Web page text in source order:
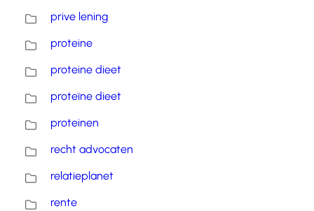
prive lening
proteine
proteine dieet
proteïne dieet
proteinen
recht advocaten
relatieplanet
rente